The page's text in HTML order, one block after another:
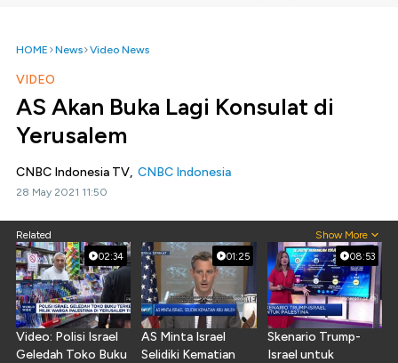
HOME News Video News
VIDEO
AS Akan Buka Lagi Konsulat di
Yerusalem
CNBC Indonesia TV, CNBC Indonesia
28 May 2021 11:50
Related Show More
02:34
Video: Polisi Israel
Geledah Toko Buku
01:25
AS Minta Israel
Selidiki Kematian
08:53
Skenario Trump-
Israel untuk